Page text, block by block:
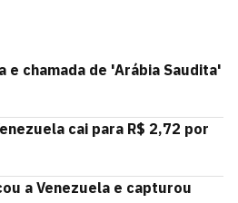
e chamada de 'Arábia Saudita'
cai para R$ 2,72 por
a Venezuela e capturou